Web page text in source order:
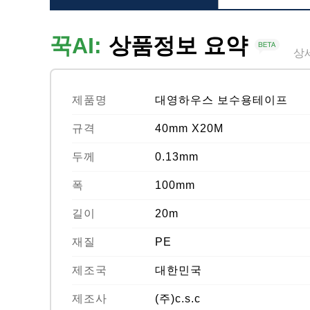
꾹AI: 상품정보 요약 상
제품명 대영하우스 보수용테이프
규격 40mm X20M
두께 0.13mm
폭 100mm
길이 20m
재질 PE
제조국 대한민국
제조사 (주)c.s.c